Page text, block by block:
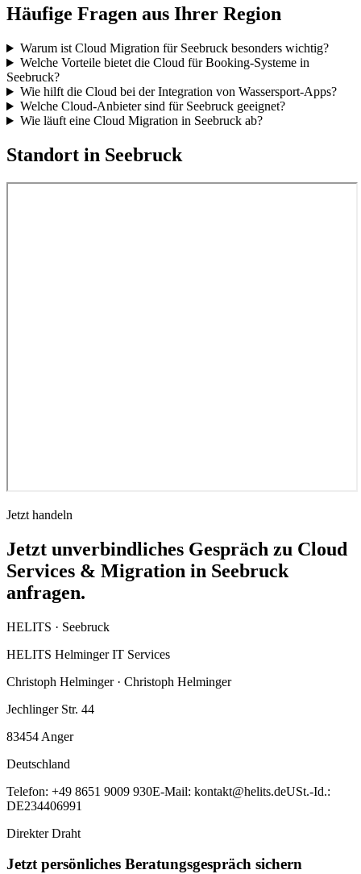
Häufige Fragen aus Ihrer Region
Warum ist Cloud Migration für Seebruck besonders wichtig?
Welche Vorteile bietet die Cloud für Booking-Systeme in
Seebruck?
Wie hilft die Cloud bei der Integration von Wassersport-Apps?
Welche Cloud-Anbieter sind für Seebruck geeignet?
Wie läuft eine Cloud Migration in Seebruck ab?
Standort in Seebruck
Jetzt handeln
Jetzt unverbindliches Gespräch zu Cloud
Services & Migration in Seebruck
anfragen.
HELITS · Seebruck
HELITS Helminger IT Services
Christoph Helminger · Christoph Helminger
Jechlinger Str. 44
83454 Anger
Deutschland
Telefon: +49 8651 9009 930E-Mail: kontakt@helits.deUSt.-Id.:
DE234406991
Direkter Draht
Jetzt persönliches Beratungsgespräch sichern